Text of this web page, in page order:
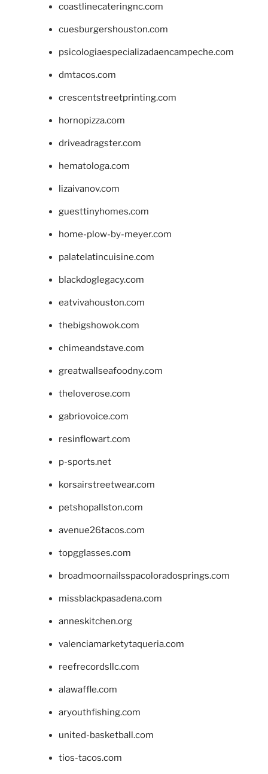
coastlinecateringnc.com
cuesburgershouston.com
psicologiaespecializadaencampeche.com
dmtacos.com
crescentstreetprinting.com
hornopizza.com
driveadragster.com
hematologa.com
lizaivanov.com
guesttinyhomes.com
home-plow-by-meyer.com
palatelatincuisine.com
blackdoglegacy.com
eatvivahouston.com
thebigshowok.com
chimeandstave.com
greatwallseafoodny.com
theloverose.com
gabriovoice.com
resinflowart.com
p-sports.net
korsairstreetwear.com
petshopallston.com
avenue26tacos.com
topgglasses.com
broadmoornailsspacoloradosprings.com
missblackpasadena.com
anneskitchen.org
valenciamarketytaqueria.com
reefrecordsllc.com
alawaffle.com
aryouthfishing.com
united-basketball.com
tios-tacos.com